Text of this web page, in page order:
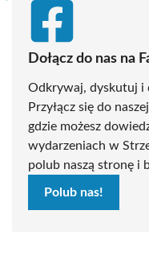
Dołącz do nas na
Odkrywaj, dyskutuj i
Przyłącz się do
gdzie możesz
wydarzeniach w
polub naszą stronę i
Polub nas!